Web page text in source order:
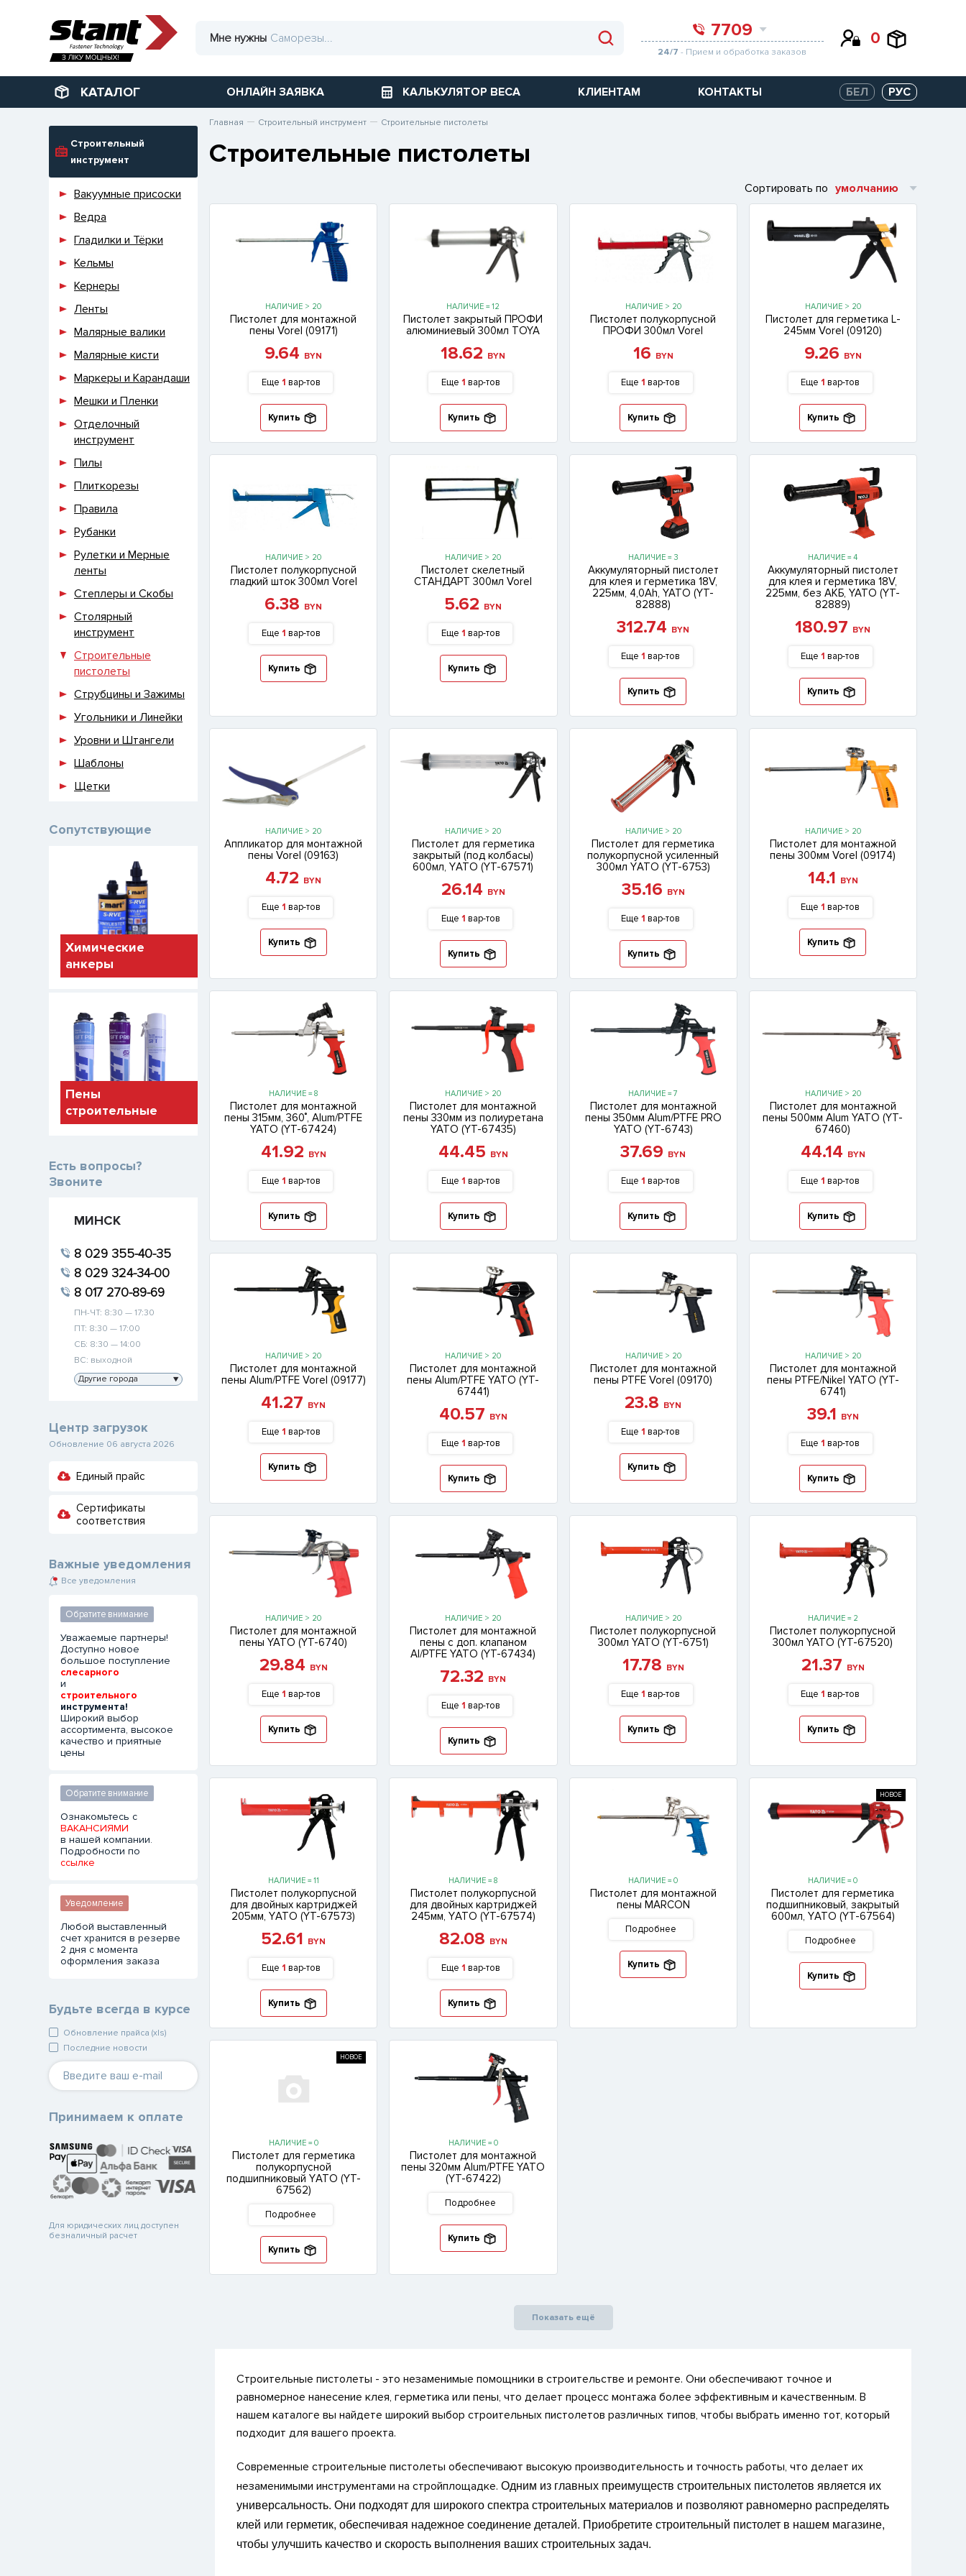
Мне нужны 7709
24/7 - Прием и обработка заказов
0
КАТАЛОГ ОНЛАЙН ЗАЯВКА КАЛЬКУЛЯТОР ВЕСА КЛИЕНТАМ КОНТАКТЫ БЕЛ РУС
Строительный
инструмент
Вакуумные присоски
Ведра
Гладилки и Тёрки
Кельмы
Кернеры
Ленты
Малярные валики
Малярные кисти
Маркеры и Карандаши
Мешки и Пленки
Отделочный
инструмент
Пилы
Плиткорезы
Правила
Рубанки
Рулетки и Мерные
ленты
Степлеры и Скобы
Столярный
инструмент
Строительные
пистолеты
Струбцины и Зажимы
Угольники и Линейки
Уровни и Штангели
Шаблоны
Щетки
Сопутствующие
Химические
анкеры
Пены
строительные
Есть вопросы?
Звоните
МИНСК
8 029 355-40-35
8 029 324-34-00
8 017 270-89-69
ПН-ЧТ: 8:30 — 17:30
ПТ: 8:30 — 17:00
СБ: 8:30 — 14:00
ВС: выходной
Другие города
▼
Центр загрузок
Обновление 06 августа 2026
Единый прайс
Сертификаты
соответствия
Важные уведомления
Все уведомления
Обратите внимание
Уважаемые партнеры!
Доступно новое
большое поступление
слесарного
и
строительного
инструмента!
Широкий выбор
ассортимента, высокое
качество и приятные
цены
Обратите внимание
Ознакомьтесь с
ВАКАНСИЯМИ
в нашей компании.
Подробности по
ссылке
Уведомление
Любой выставленный
счет хранится в резерве
2 дня с момента
оформления заказа
Будьте всегда в курсе
Обновление прайса (xls)
Последние новости
Принимаем к оплате
Для юридических лиц доступен
безналичный расчет
Главная Строительный инструмент Строительные пистолеты
Строительные пистолеты
Сортировать по умолчанию
НАЛИЧИЕ > 20
Пистолет для монтажной
пены Vorel (09171)
9.64 BYN
Еще 1 вар-тов
Купить
НАЛИЧИЕ = 12
Пистолет закрытый ПРОФИ
алюминиевый 300мл TOYA
18.62 BYN
Еще 1 вар-тов
Купить
НАЛИЧИЕ > 20
Пистолет полукорпусной
ПРОФИ 300мл Vorel
16 BYN
Еще 1 вар-тов
Купить
НАЛИЧИЕ > 20
Пистолет для герметика L-
245мм Vorel (09120)
9.26 BYN
Еще 1 вар-тов
Купить
НАЛИЧИЕ > 20
Пистолет полукорпусной
гладкий шток 300мл Vorel
6.38 BYN
Еще 1 вар-тов
Купить
НАЛИЧИЕ > 20
Пистолет скелетный
СТАНДАРТ 300мл Vorel
5.62 BYN
Еще 1 вар-тов
Купить
НАЛИЧИЕ = 3
Аккумуляторный пистолет
для клея и герметика 18V,
225мм, 4,0Ah, YATO (YT-
82888)
312.74 BYN
Еще 1 вар-тов
Купить
НАЛИЧИЕ = 4
Аккумуляторный пистолет
для клея и герметика 18V,
225мм, без АКБ, YATO (YT-
82889)
180.97 BYN
Еще 1 вар-тов
Купить
НАЛИЧИЕ > 20
Аппликатор для монтажной
пены Vorel (09163)
4.72 BYN
Еще 1 вар-тов
Купить
НАЛИЧИЕ > 20
Пистолет для герметика
закрытый (под колбасы)
600мл, YАТО (YT-67571)
26.14 BYN
Еще 1 вар-тов
Купить
НАЛИЧИЕ > 20
Пистолет для герметика
полукорпусной усиленный
300мл YАТО (YT-6753)
35.16 BYN
Еще 1 вар-тов
Купить
НАЛИЧИЕ > 20
Пистолет для монтажной
пены 300мм Vorel (09174)
14.1 BYN
Еще 1 вар-тов
Купить
НАЛИЧИЕ = 8
Пистолет для монтажной
пены 315мм, 360˚, Alum/PTFE
YATO (YT-67424)
41.92 BYN
Еще 1 вар-тов
Купить
НАЛИЧИЕ > 20
Пистолет для монтажной
пены 330мм из полиуретана
YATO (YT-67435)
44.45 BYN
Еще 1 вар-тов
Купить
НАЛИЧИЕ = 7
Пистолет для монтажной
пены 350мм Alum/PTFE PRO
YATO (YT-6743)
37.69 BYN
Еще 1 вар-тов
Купить
НАЛИЧИЕ > 20
Пистолет для монтажной
пены 500мм Alum YATO (YT-
67460)
44.14 BYN
Еще 1 вар-тов
Купить
НАЛИЧИЕ > 20
Пистолет для монтажной
пены Alum/PTFE Vorel (09177)
41.27 BYN
Еще 1 вар-тов
Купить
НАЛИЧИЕ > 20
Пистолет для монтажной
пены Alum/PTFE YATO (YT-
67441)
40.57 BYN
Еще 1 вар-тов
Купить
НАЛИЧИЕ > 20
Пистолет для монтажной
пены PTFE Vorel (09170)
23.8 BYN
Еще 1 вар-тов
Купить
НАЛИЧИЕ > 20
Пистолет для монтажной
пены PTFE/Nikel YATO (YT-
6741)
39.1 BYN
Еще 1 вар-тов
Купить
НАЛИЧИЕ > 20
Пистолет для монтажной
пены YATO (YT-6740)
29.84 BYN
Еще 1 вар-тов
Купить
НАЛИЧИЕ > 20
Пистолет для монтажной
пены с доп. клапаном
Al/PTFE YATO (YT-67434)
72.32 BYN
Еще 1 вар-тов
Купить
НАЛИЧИЕ > 20
Пистолет полукорпусной
300мл YATO (YT-6751)
17.78 BYN
Еще 1 вар-тов
Купить
НАЛИЧИЕ = 2
Пистолет полукорпусной
300мл YATO (YT-67520)
21.37 BYN
Еще 1 вар-тов
Купить
НАЛИЧИЕ = 11
Пистолет полукорпусной
для двойных картриджей
205мм, YАТО (YT-67573)
52.61 BYN
Еще 1 вар-тов
Купить
НАЛИЧИЕ = 8
Пистолет полукорпусной
для двойных картриджей
245мм, YАТО (YT-67574)
82.08 BYN
Еще 1 вар-тов
Купить
НАЛИЧИЕ = 0
Пистолет для монтажной
пены MARCON
Подробнее
Купить
НОВОЕ
НАЛИЧИЕ = 0
Пистолет для герметика
подшипниковый, закрытый
600мл, YАТО (YT-67564)
Подробнее
Купить
НОВОЕ
НАЛИЧИЕ = 0
Пистолет для герметика
полукорпусной
подшипниковый YАТО (YT-
67562)
Подробнее
Купить
НАЛИЧИЕ = 0
Пистолет для монтажной
пены 320мм Alum/PTFE YATO
(YT-67422)
Подробнее
Купить
Показать ещё
Строительные пистолеты - это незаменимые помощники в строительстве и ремонте. Они обеспечивают точное и
равномерное нанесение клея, герметика или пены, что делает процесс монтажа более эффективным и качественным. В
нашем каталоге вы найдете широкий выбор строительных пистолетов различных типов, чтобы выбрать именно тот, который
подходит для вашего проекта.
Современные строительные пистолеты обеспечивают высокую производительность и точность работы, что делает их
незаменимыми инструментами на стройплощадке. Одним из главных преимуществ строительных пистолетов является их
универсальность. Они подходят для широкого спектра строительных материалов и позволяют равномерно распределять
клей или герметик, обеспечивая надежное соединение деталей. Приобретите строительный пистолет в нашем магазине,
чтобы улучшить качество и скорость выполнения ваших строительных задач.